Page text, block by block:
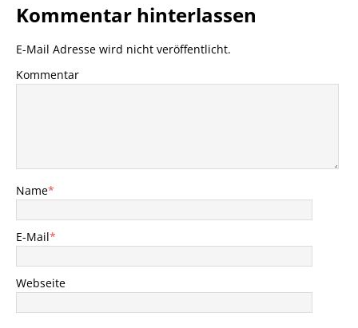
Kommentar hinterlassen
E-Mail Adresse wird nicht veröffentlicht.
Kommentar
Name*
E-Mail*
Webseite